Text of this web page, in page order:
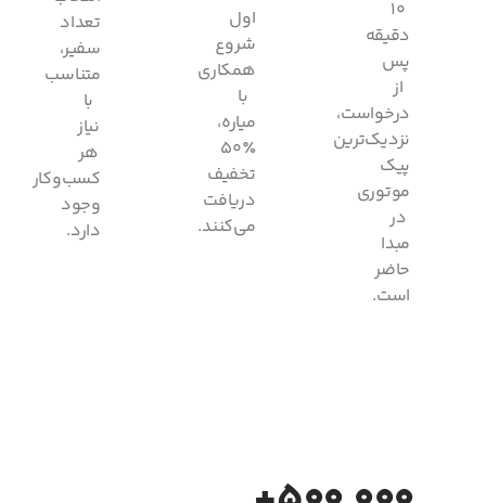
۱۰
دقیقه
پس
از
درخواست،
نزدیک‌ترین
پیک
موتوری
در
مبدا
حاضر
است.
اول
شروع
همکاری
با
میاره،
٪۵۰
تخفیف
دریافت
می‌کنند.
تعداد
سفیر،
متناسب
با
نیاز
هر
کسب‌وکار
وجود
دارد.